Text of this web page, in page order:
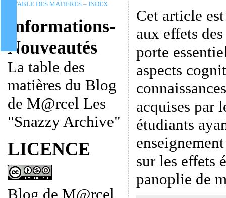
TABLE DES MATIERES – INDEX
Informations-
Nouveautés
La table des
matières du Blog
de M@rcel Les
"Snazzy Archive"
LICENCE
Blog de M@rcel
Cet article
aux effets
porte
aspects
acquises par
étudiants
sur les effets
panoplie de